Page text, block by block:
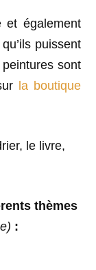
et également
puissent
sont
la boutique
le livre,
thèmes
: